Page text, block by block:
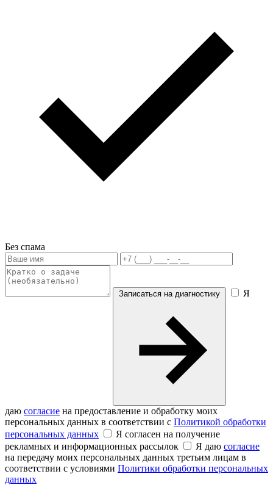
Без спама
Записаться на диагностику Я
даю согласие на предоставление и обработку моих
персональных данных в соответствии с Политикой обработки
персональных данных
Я согласен на получение
рекламных и информационных рассылок
Я даю согласие
на передачу моих персональных данных третьим лицам в
соответствии с условиями Политики обработки персональных
данных